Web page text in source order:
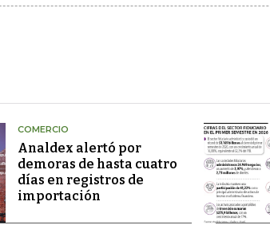
COMERCIO
Analdex alertó por
demoras de hasta cuatro
días en registros de
importación